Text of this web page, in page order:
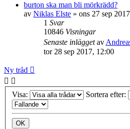
burton ska man bli mörkrädd?
av Niklas Elste » ons 27 sep
1 Svar
10846 Visningar
Senaste inläggetav
tor 28 sep 2017, 12:00
Ny tråd
Visa: Sortera efter: